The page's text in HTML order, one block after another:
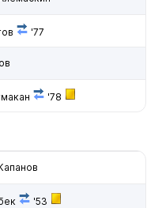
'77
'78
'53